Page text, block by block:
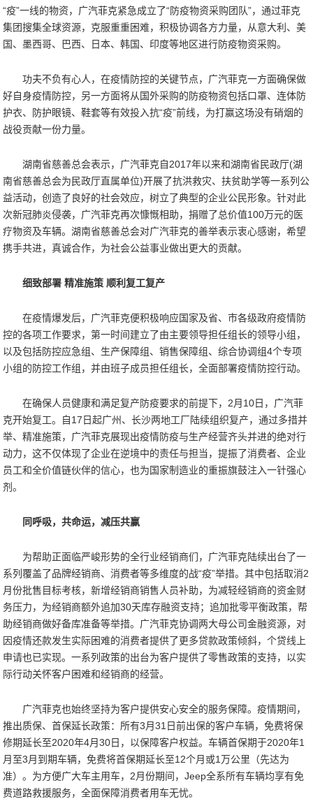
“疫”一线的物资，广汽菲克紧急成立了“防疫物资采购团队”，通过菲克
集团搜集全球资源，克服重重困难，积极协调各方力量，从意大利、美
国、墨西哥、巴西、日本、韩国、印度等地区进行防疫物资采购。
功夫不负有心人，在疫情防控的关键节点，广汽菲克一方面确保做
好自身疫情防控，另一方面将从国外采购的防疫物资包括口罩、连体防
护衣、防护眼镜、鞋套等有效投入抗“疫”前线，为打赢这场没有硝烟的
战役贡献一份力量。
湖南省慈善总会表示，广汽菲克自2017年以来和湖南省民政厅(湖
南省慈善总会为民政厅直属单位)开展了抗洪救灾、扶贫助学等一系列公
益活动，创造了良好的社会效应，树立了典型的企业公民形象。针对此
次新冠肺炎侵袭，广汽菲克再次慷慨相助，捐赠了总价值100万元的医
疗物资及车辆。湖南省慈善总会对广汽菲克的善举表示衷心感谢，希望
携手共进，真诚合作，为社会公益事业做出更大的贡献。
细致部署 精准施策 顺利复工复产
在疫情爆发后，广汽菲克便积极响应国家及省、市各级政府疫情防
控的各项工作要求，第一时间建立了由主要领导担任组长的领导小组，
以及包括防控应急组、生产保障组、销售保障组、综合协调组4个专项
小组的防控工作组，并由班子成员担任组长，全面部署疫情防控行动。
在确保人员健康和满足复产防疫要求的前提下，2月10日，广汽菲
克开始复工。自17日起广州、长沙两地工厂陆续组织复产，通过多措并
举、精准施策，广汽菲克展现出疫情防疫与生产经营齐头并进的绝对行
动力，这不仅体现了企业在逆境中的责任与担当，提振了消费者、企业
员工和全价值链伙伴的信心，也为国家制造业的重振旗鼓注入一针强心
剂。
同呼吸，共命运，减压共赢
为帮助正面临严峻形势的全行业经销商们，广汽菲克陆续出台了一
系列覆盖了品牌经销商、消费者等多维度的战“疫”举措。其中包括取消2
月份批售目标考核，新增经销商销售人员补助，为减轻经销商的资金财
务压力，为经销商额外追加30天库存融资支持；追加批零平衡政策，帮
助经销商做好备库准备等举措。广汽菲克协调两大母公司金融资源，对
因疫情还款发生实际困难的消费者提供了更多贷款政策倾斜，个贷线上
申请也已实现。一系列政策的出台为客户提供了零售政策的支持，以实
际行动关怀客户困难和经销商的经营。
广汽菲克也始终坚持为客户提供安心安全的服务保障。疫情期间，
推出质保、首保延长政策：所有3月31日前出保的客户车辆，免费将保
修期延长至2020年4月30日，以保障客户权益。车辆首保期于2020年1
月至3月到期车辆，免费将首保期延长至12个月或1万公里（先达为
准）。为方便广大车主用车，2月份期间，Jeep全系所有车辆均享有免
费道路救援服务，全面保障消费者用车无忧。